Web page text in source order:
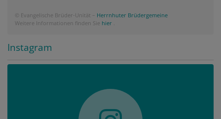
© Evangelische Brüder-Unität – Herrnhuter Brüdergemeine
Weitere Informationen finden Sie hier .
Instagram